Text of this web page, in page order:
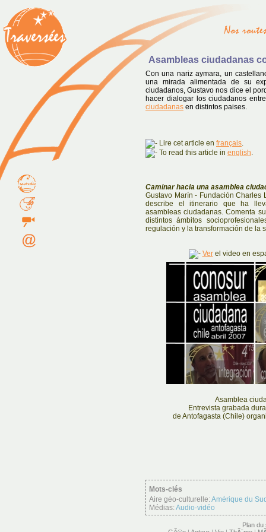
Asambleas ciudadanas
Con una nariz aymara, un
una mirada alimentada de su
ciudadanos, Gustavo nos dice el
hacer dialogar los ciudadanos
ciudadanas en distintos paises.
Lire cet article en français.
To read this article in english.
Caminar hacia una asamblea
Gustavo Marín - Fundación Charles
describe el itinerario que ha
asambleas ciudadanas. Comenta
distintos ámbitos
regulación y la transformación de la
Verel video en
Asamblea
Entrevista grabada
de Antofagasta (Chile)
Mots-clés
Aire géo-culturelle:Amérique du
Médias:Audio-vidéo
Plan du